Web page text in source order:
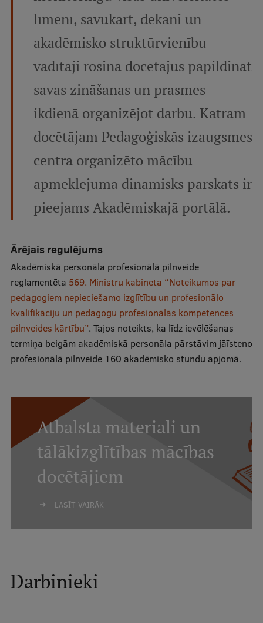
līmenī, savukārt, dekāni un
akadēmisko struktūrvienību
vadītāji rosina docētājus papildināt
savas zināšanas un prasmes
ikdienā organizējot darbu. Katram
docētājam Pedagoģiskās izaugsmes
centra organizēto mācību
apmeklējuma dinamisks pārskats ir
pieejams Akadēmiskajā portālā.
Ārējais regulējums
Akadēmiskā personāla profesionālā pilnveide
reglamentēta 569. Ministru kabineta “Noteikumos par
pedagogiem nepieciešamo izglītību un profesionālo
kvalifikāciju un pedagogu profesionālās kompetences
pilnveides kārtību”. Tajos noteikts, ka līdz ievēlēšanas
termiņa beigām akadēmiskā personāla pārstāvim jāīsteno
profesionālā pilnveide 160 akadēmisko stundu apjomā.
Atbalsta materiāli un
tālākizglītības mācības
docētājiem
LASĪT VAIRĀK
Darbinieki